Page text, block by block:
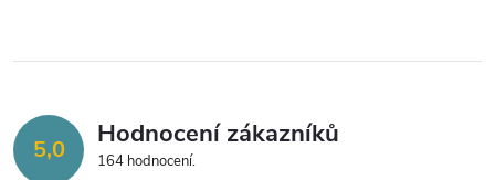
s5,0 Hodnocení zákazníků
164 hodnocení